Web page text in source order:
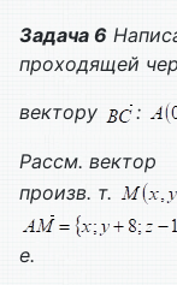
Задача 6
проходящей
вектору
:
Рассм. вектор
произв. т.
е.